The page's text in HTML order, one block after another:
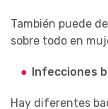
También puede
sobre todo en
Infecciones
Hay diferentes